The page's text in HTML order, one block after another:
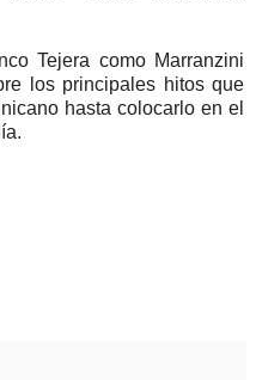
Tejera como Marranzini
los principales hitos que
hasta colocarlo en el